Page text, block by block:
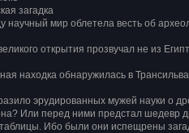
загадка
научный мир облетела весть об
открытия прозвучал не из
находка обнаружилась в
эрудированных мужей науки о
Или перед ними предстал шедевр
Ибо были они испещрены